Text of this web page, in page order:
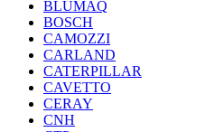
BLUMAQ
BOSCH
CAMOZZI
CARLAND
CATERPILLAR
CAVETTO
CERAY
CNH